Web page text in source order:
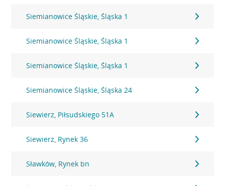
Siemianowice Śląskie, Śląska 1
Siemianowice Śląskie, Śląska 1
Siemianowice Śląskie, Śląska 1
Siemianowice Śląskie, Śląska 24
Siewierz, Piłsudskiego 51A
Siewierz, Rynek 36
Sławków, Rynek bn